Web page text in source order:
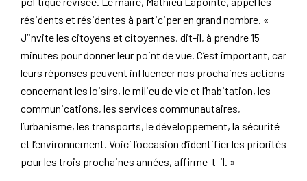
résidents et résidentes à participer en grand nombre. «
J’invite les citoyens et citoyennes, dit-il, à prendre 15
minutes pour donner leur point de vue. C’est important, car
leurs réponses peuvent influencer nos prochaines actions
concernant les loisirs, le milieu de vie et l’habitation, les
communications, les services communautaires,
l’urbanisme, les transports, le développement, la sécurité
et l’environnement. Voici l’occasion d’identifier les priorités
pour les trois prochaines années, affirme-t-il. »